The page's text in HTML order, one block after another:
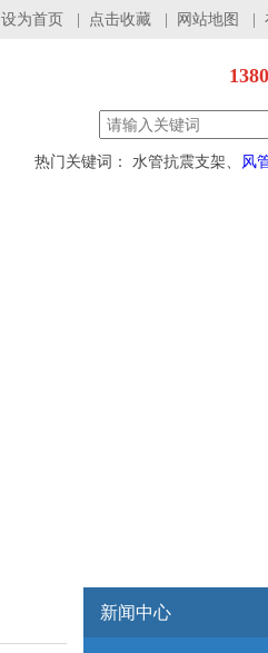
设为首页 点击收藏 网站地图
热门关键词： 水管抗震支架、 风
新闻中心